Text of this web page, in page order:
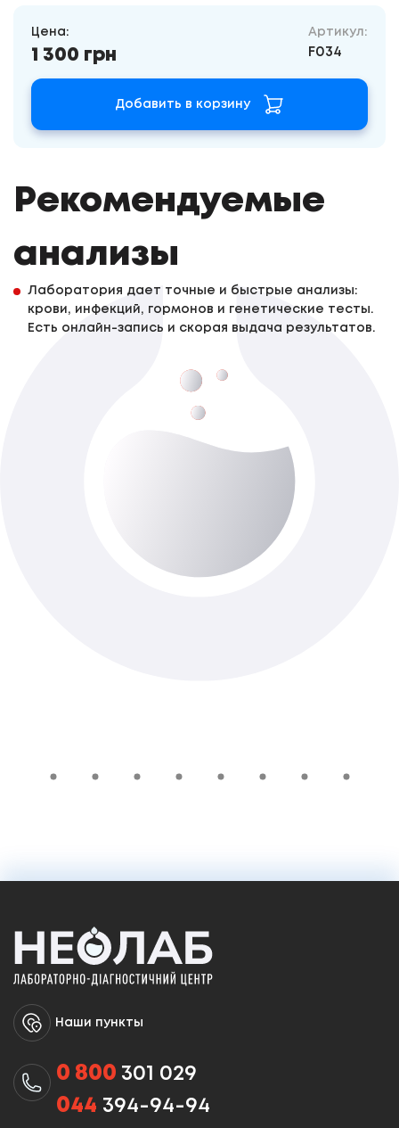
Цена:
1 300 грн
Артикул:
F034
Добавить в корзину
Рекомендуемые
анализы
Лаборатория дает точные и быстрые анализы:
крови, инфекций, гормонов и генетические тесты.
Есть онлайн-запись и скорая выдача результатов.
препаратам диско-диффузионным
Доступно з виїздом додому
Наши пункты
0 800 301 029
044 394-94-94